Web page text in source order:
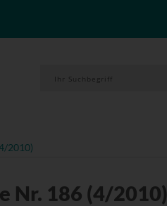
2010)
Nr. 186 (4/2010)